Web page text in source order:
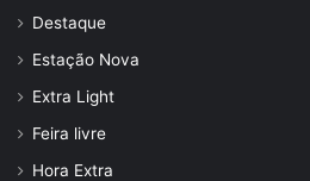
Destaque
Estação Nova
Extra Light
Feira livre
Hora Extra